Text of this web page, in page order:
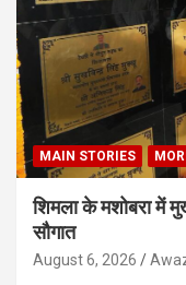
MAIN STORIES
शिमला के मशोबरा में
सौगात
August 6, 2026